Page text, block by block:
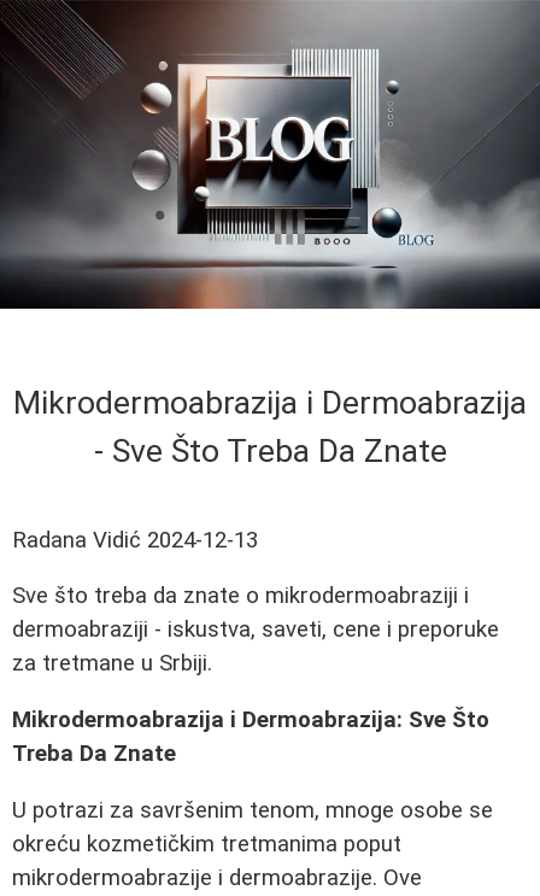
Mikrodermoabrazija i Dermoabrazija
- Sve Što Treba Da Znate
Radana Vidić 2024-12-13
Sve što treba da znate o mikrodermoabraziji i
dermoabraziji - iskustva, saveti, cene i preporuke
za tretmane u Srbiji.
Mikrodermoabrazija i Dermoabrazija: Sve Što
Treba Da Znate
U potrazi za savršenim tenom, mnoge osobe se
okreću kozmetičkim tretmanima poput
mikrodermoabrazije i dermoabrazije. Ove